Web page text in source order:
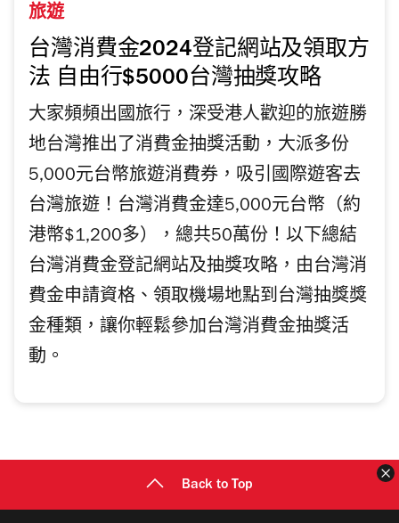
旅遊
台灣消費金2024登記網站及領取方
法 自由行$5000台灣抽獎攻略
大家頻頻出國旅行，深受港人歡迎的旅遊勝
地台灣推出了消費金抽獎活動，大派多份
5,000元台幣旅遊消費券，吸引國際遊客去
台灣旅遊！台灣消費金達5,000元台幣（約
港幣$1,200多），總共50萬份！以下總結
台灣消費金登記網站及抽獎攻略，由台灣消
費金申請資格、領取機場地點到台灣抽獎獎
金種類，讓你輕鬆參加台灣消費金抽獎活
動。
Back to Top